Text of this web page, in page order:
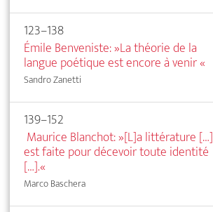
123–138
Émile Benveniste: »La théorie de la
langue poétique est encore à venir«
Sandro Zanetti
139–152
Maurice Blanchot: »[L]a littérature […]
est faite pour décevoir toute identité
[…].«
Marco Baschera